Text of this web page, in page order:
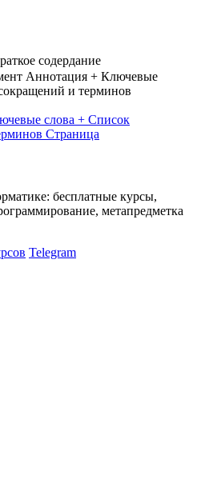
содердание
Аннотация + Ключевые
и терминов
слова + Список
Страница
бесплатные курсы,
метапредметка
Telegram